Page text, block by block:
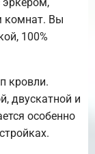
комнат. Вы
100%
кровли.
двускатной и
особенно